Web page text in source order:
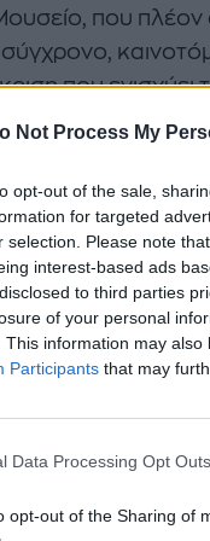
Not Process My
opt-out of the sale,
for targeted
selection. Please note
interest-based ads
to third parties
of your personal
This information may
Participants that may
Data Processing Opt Outs
opt-out of the Sharing of
που πλέον
σύγχρονο,
που
με διεθνή
και
και οι 49.000
2024 μέχρι και
του Μουσείου,
με
Παπαϊωάννου,